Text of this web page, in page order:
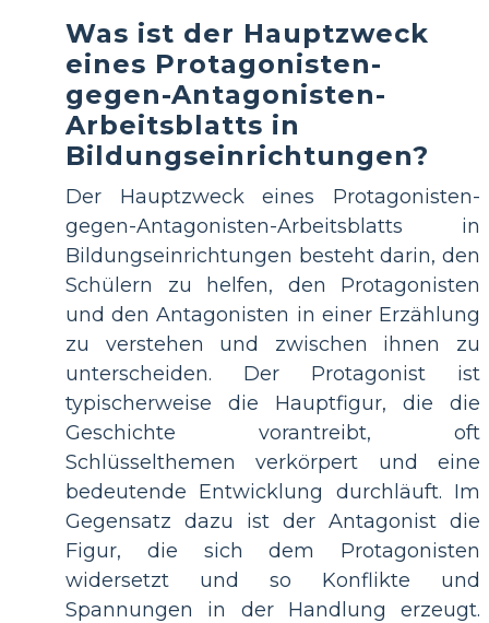
Was ist der Hauptzweck
eines Protagonisten-
gegen-Antagonisten-
Arbeitsblatts in
Bildungseinrichtungen?
Der Hauptzweck eines Protagonisten-
gegen-Antagonisten-Arbeitsblatts in
Bildungseinrichtungen besteht darin, den
Schülern zu helfen, den Protagonisten
und den Antagonisten in einer Erzählung
zu verstehen und zwischen ihnen zu
unterscheiden. Der Protagonist ist
typischerweise die Hauptfigur, die die
Geschichte vorantreibt, oft
Schlüsselthemen verkörpert und eine
bedeutende Entwicklung durchläuft. Im
Gegensatz dazu ist der Antagonist die
Figur, die sich dem Protagonisten
widersetzt und so Konflikte und
Spannungen in der Handlung erzeugt.